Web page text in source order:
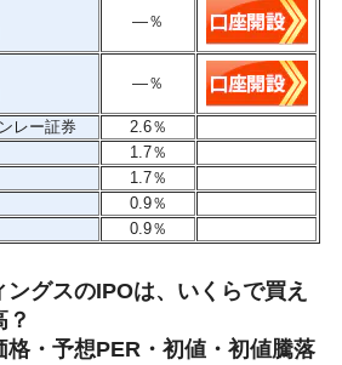
―％
―％
レー証券 2.6％
1.7％
1.7％
0.9％
0.9％
グスのIPOは、いくらで買え
格・予想PER・初値・初値騰落